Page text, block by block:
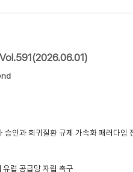
인과 희귀질환 규제 가속화 패러다임
럽 공급망 자립 촉구